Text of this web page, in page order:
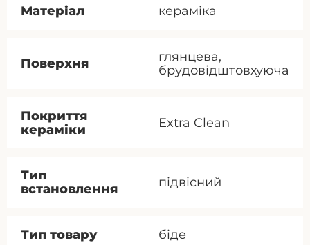
Матеріал кераміка
Поверхня
глянцева,
брудовідштовхуюча
Покриття
кераміки
Extra Clean
Тип
встановлення
підвісний
Тип товару біде